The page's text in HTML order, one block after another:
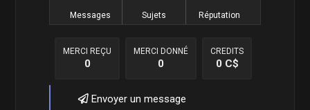
Messages Sujets Réputation
MERCI REÇU
0
MERCI DONNÉ
0
CREDITS
0 C$
Envoyer un message